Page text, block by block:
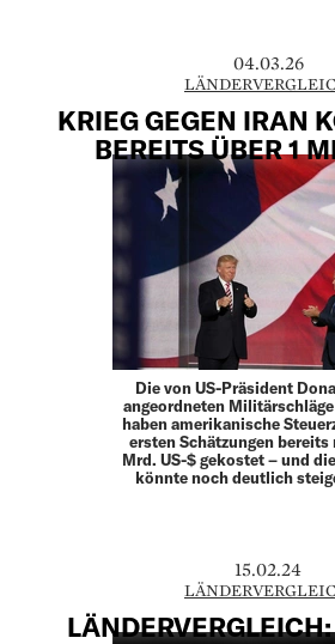
04.03.26
KRIEG GEGEN IRAN
BEREITS ÜBER 1
Die von US-Präsident
angeordneten Militärschläge
haben amerikanische
ersten Schätzungen bereits
Mrd. US-$ gekostet – und
könnte noch deutlich
15.02.24